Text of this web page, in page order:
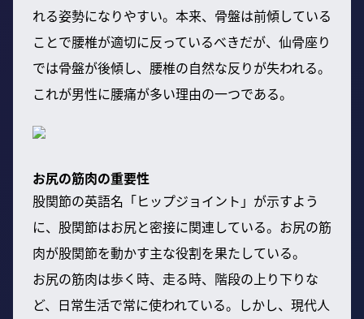
れる姿勢になりやすい。本来、骨盤は前傾している
ことで腰椎が適切に反っているべきだが、仙骨座り
では骨盤が後傾し、腰椎の自然な反りが失われる。
これが男性に腰痛が多い理由の一つである。
お尻の筋肉の重要性
股関節の英語名「ヒップジョイント」が示すよう
に、股関節はお尻と密接に関連している。お尻の筋
肉が股関節を動かす主な役割を果たしている。
お尻の筋肉は歩く時、走る時、階段の上り下りな
ど、日常生活で常に使われている。しかし、現代人